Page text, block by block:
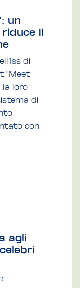
un
il
di
"Meet
la loro
di
con
agli